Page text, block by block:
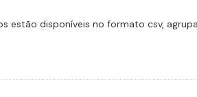
estão disponíveis no formato csv,